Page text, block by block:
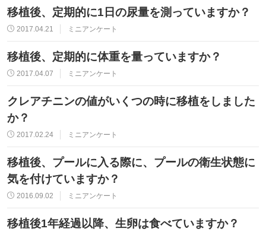
移植後、定期的に1日の尿量を測っていますか？
2017.04.21 ミニアンケート
移植後、定期的に体重を量っていますか？
2017.04.07 ミニアンケート
クレアチニンの値がいくつの時に移植をしました
か？
2017.02.24 ミニアンケート
移植後、プールに入る際に、プールの衛生状態に
気を付けていますか？
2016.09.02 ミニアンケート
移植後1年経過以降、生卵は食べていますか？